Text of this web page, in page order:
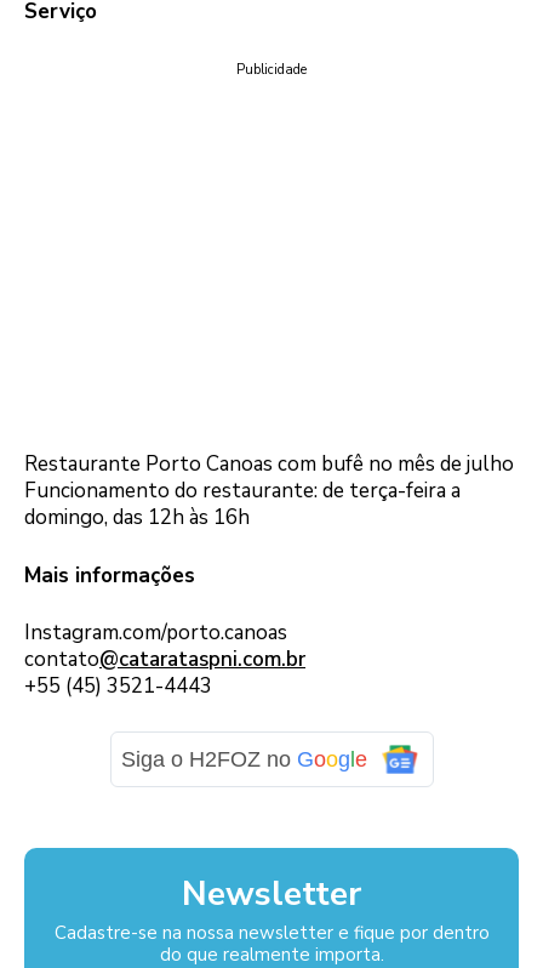
Serviço
Publicidade
Restaurante Porto Canoas com bufê no mês de julho
Funcionamento do restaurante: de terça-feira a
domingo, das 12h às 16h
Mais informações
Instagram.com/porto.canoas
contato@catarataspni.com.br
+55 (45) 3521-4443
Siga o H2FOZ no Google
Newsletter
Cadastre-se na nossa newsletter e fique por dentro
do que realmente importa.